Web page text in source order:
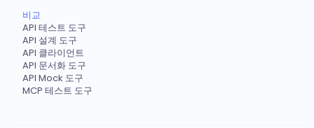
비교
API 테스트 도구
API 설계 도구
API 클라이언트
API 문서화 도구
API Mock 도구
MCP 테스트 도구